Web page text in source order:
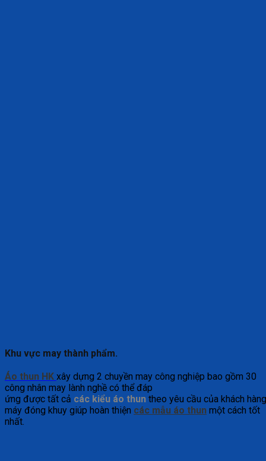
Khu vực may thành phẩm.
Áo thun HK xây dựng 2 chuyền may công nghiệp bao gồm 30
công nhân may lành nghề có thể đáp
ứng được tất cả các kiểu áo thun theo yêu cầu của khách
máy đóng khuy giúp hoàn thiện các mẫu áo thun một cách tốt
nhất.